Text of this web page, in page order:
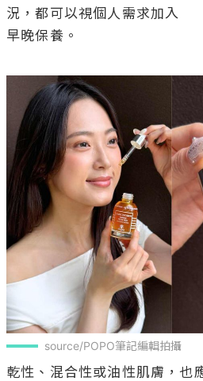
況，都可以視個人需求加入
早晚保養。
source/POPO筆記編輯拍攝
乾性、混合性或油性肌膚，也